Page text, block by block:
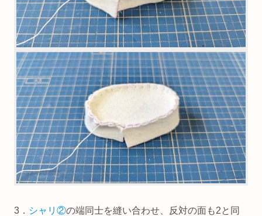
3． シャリ②の端同士を縫い合わせ、反対の面も2と同